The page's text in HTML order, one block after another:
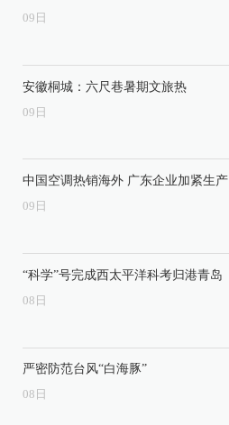
09 日
安徽桐城：六尺巷暑期文旅热
09 日
中国空调热销海外 广东企业加紧生产
09 日
“科学”号完成西太平洋科考归港青岛
08 日
严密防范台风“白海豚”
08 日